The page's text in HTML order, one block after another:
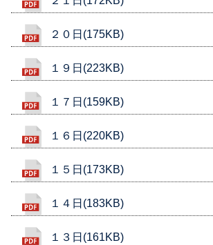
２０日(175KB)
１９日(223KB)
１７日(159KB)
１６日(220KB)
１５日(173KB)
１４日(183KB)
１３日(161KB)